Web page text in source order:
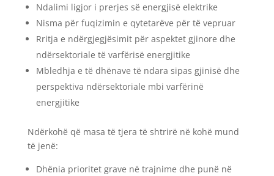
Ndalimi ligjor i prerjes së energjisë elektrike
Nisma për fuqizimin e qytetarëve për të vepruar
Rritja e ndërgjegjësimit për aspektet gjinore dhe
ndërsektoriale të varfërisë energjitike
Mbledhja e të dhënave të ndara sipas gjinisë dhe
perspektiva ndërsektoriale mbi varfërinë
energjitike
Ndërkohë që masa të tjera të shtrirë në kohë mund
të jenë:
Dhënia prioritet grave në trajnime dhe punë në